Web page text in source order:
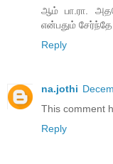
ஆம் பா.ரா.
என்பதும் சேர்ந்தே
Reply
na.jothi
This comment
Reply